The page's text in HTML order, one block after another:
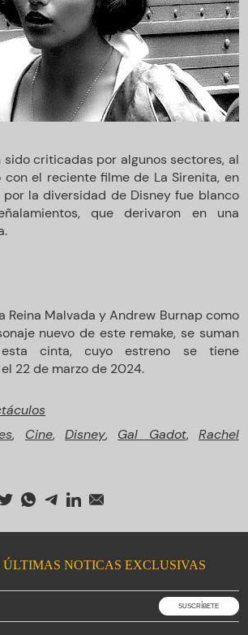
sido criticadas por algunos sectores, al
el reciente filme de La Sirenita, en
la diversidad de Disney fue blanco
que derivaron en una
Reina Malvada y Andrew Burnap como
nuevo de este remake, se suman
cinta, cuyo estreno se tiene
22 de marzo de 2024.
, Cine, Disney, Gal Gadot, Rachel
NOTICAS EXCLUSIVAS